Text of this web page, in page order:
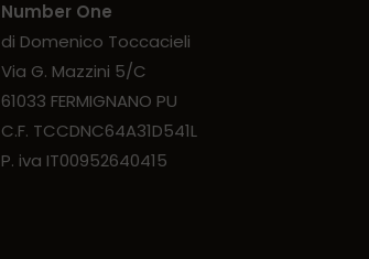
Number One
di Domenico Toccacieli
Via G. Mazzini 5/C
61033 FERMIGNANO PU
C.F. TCCDNC64A31D541L
P. iva IT00952640415